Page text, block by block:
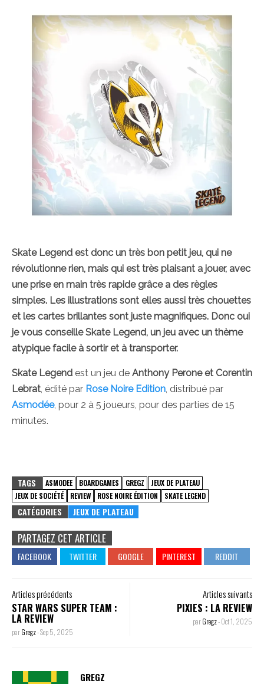
Skate Legend est donc un très bon petit jeu, qui ne
révolutionne rien, mais qui est très plaisant a jouer, avec
une prise en main très rapide grâce a des règles
simples. Les illustrations sont elles aussi très chouettes
et les cartes brillantes sont juste magnifiques. Donc oui
je vous conseille Skate Legend, un jeu avec un thème
atypique facile à sortir et à transporter.
Skate Legend est un jeu de Anthony Perone et Corentin
Lebrat, édité par Rose Noire Edition, distribué par
Asmodée, pour 2 à 5 joueurs, pour des parties de 15
minutes.
TAGS ASMODEE BOARDGAMES GREGZ
JEUX DE PLATEAU
JEUX DE SOCIÉTÉ
REVIEW ROSE NOIRE ÉDITION SKATE LEGEND
CATÉGORIES JEUX DE PLATEAU
PARTAGEZ CET ARTICLE
Articles précédents
STAR WARS SUPER TEAM :
LA REVIEW
parGregz-Sep 5, 2025
Articles suivants
PIXIES : LA REVIEW
parGregz-Oct 1, 2025
GREGZ